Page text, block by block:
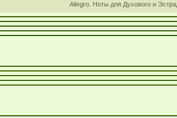
Allegro. Ноты для Духового и